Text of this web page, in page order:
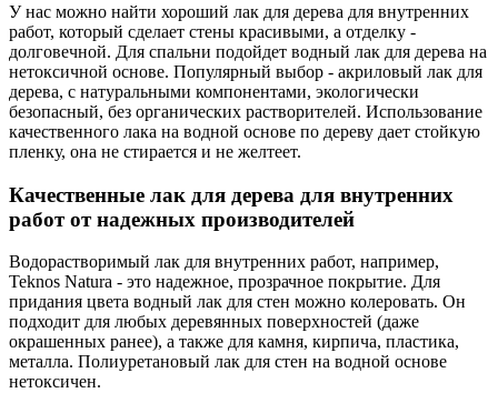
У нас можно найти хороший лак для дерева для внутренних
работ, который сделает стены красивыми, а отделку -
долговечной. Для спальни подойдет водный лак для дерева на
нетоксичной основе. Популярный выбор - акриловый лак для
дерева, с натуральными компонентами, экологически
безопасный, без органических растворителей. Использование
качественного лака на водной основе по дереву дает стойкую
пленку, она не стирается и не желтеет.
Качественные лак для дерева для внутренних
работ от надежных производителей
Водорастворимый лак для внутренних работ, например,
Teknos Natura - это надежное, прозрачное покрытие. Для
придания цвета водный лак для стен можно колеровать. Он
подходит для любых деревянных поверхностей (даже
окрашенных ранее), а также для камня, кирпича, пластика,
металла. Полиуретановый лак для стен на водной основе
нетоксичен.